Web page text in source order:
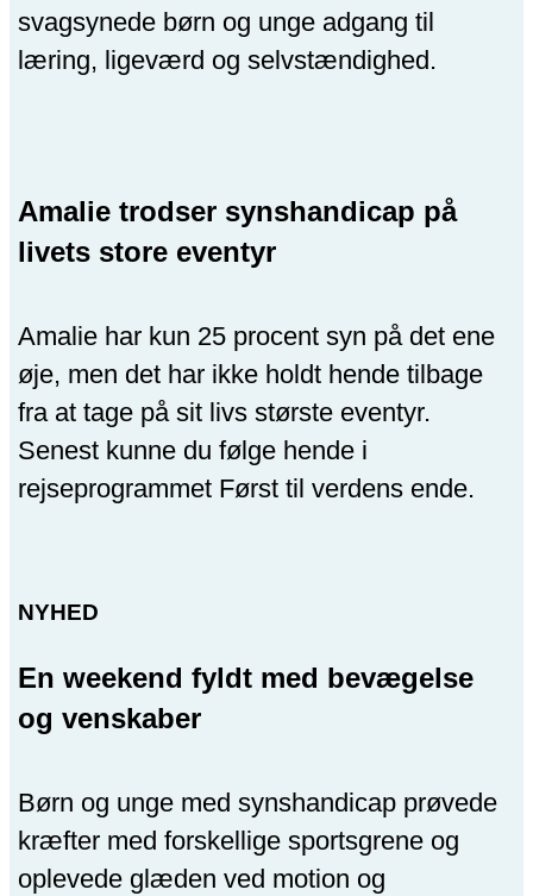
svagsynede børn og unge adgang til
læring, ligeværd og selvstændighed.
Amalie trodser synshandicap på
livets store eventyr
Amalie har kun 25 procent syn på det ene
øje, men det har ikke holdt hende tilbage
fra at tage på sit livs største eventyr.
Senest kunne du følge hende i
rejseprogrammet Først til verdens ende.
NYHED
En weekend fyldt med bevægelse
og venskaber
Børn og unge med synshandicap prøvede
kræfter med forskellige sportsgrene og
oplevede glæden ved motion og